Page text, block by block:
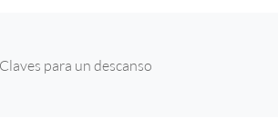
para un descanso